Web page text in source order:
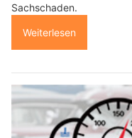
Sachschaden.
Weiterlesen